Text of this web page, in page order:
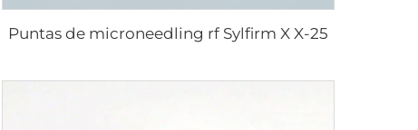
Puntas de microneedling rf Sylfirm X X-25